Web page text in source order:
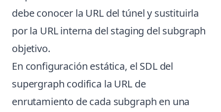
debe conocer la URL del túnel y sustituirla
por la URL interna del staging del subgraph
objetivo.
En configuración estática, el SDL del
supergraph codifica la URL de
enrutamiento de cada subgraph en una